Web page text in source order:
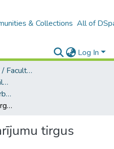
& Collections All of
Log In
B4 – LU fakultātes / Faculties of the UL
A -- Ekonomikas un sociālo zinātņu fakultāte / Faculty of Economics and Social Sciences
Bakalaura un maģistra darbi (ESZF) / Bachelor's and Master's theses
Latvijas līzinga darījumu tirgus analīze
tirgus